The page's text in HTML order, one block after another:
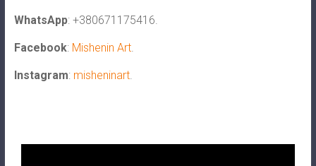
WhatsApp: +380671175416.
Facebook: Mishenin Art.
Instagram: misheninart.